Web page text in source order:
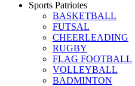
Sports Patriotes
BASKETBALL
FUTSAL
CHEERLEADING
RUGBY
FLAG FOOTBALL
VOLLEYBALL
BADMINTON